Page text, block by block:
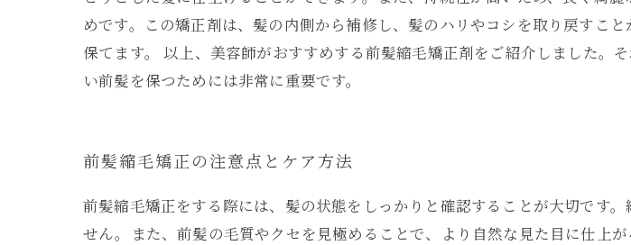
めです。この矯正剤は、髪の内側から補修し、髪のハリやコシを取り戻すこ
保てます。 以上、美容師がおすすめする前髪縮毛矯正剤をご紹介しました。
い前髪を保つためには非常に重要です。
前髪縮毛矯正の注意点とケア方法
前髪縮毛矯正をする際には、髪の状態をしっかりと確認することが大切です
せん。また、前髪の毛質やクセを見極めることで、より自然な見た目に仕上